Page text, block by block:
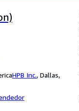
HPB Inc., Dallas,